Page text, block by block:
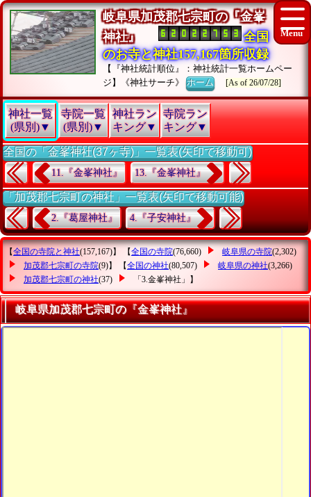
岐阜県加茂郡七宗町の『金峯
神社』
全国
のお寺と神社157,167箇所収録
【『神社統計順位』：神社統計一覧ホームペー
ジ】《神社サーチ》ホーム [As of 26/07/28]
神社一覧
(県別)▼
寺院一覧
(県別)▼
神社ラン
キング▼
寺院ラン
キング▼
全国の「金峯神社(37ヶ寺)」一覧表(矢印で移動可)
11.『金峯神社』 13.『金峯神社』
「加茂郡七宗町の神社」一覧表(矢印で移動可能)
2.『葛屋神社』 4.『子安神社』
【全国の寺院と神社(157,167)】 【全国の寺院(76,660) 岐阜県の寺院(2,302)
加茂郡七宗町の寺院(9)】 【全国の神社(80,507) 岐阜県の神社(3,266)
加茂郡七宗町の神社(37) 「3.金峯神社」 】
岐阜県加茂郡七宗町の『金峯神社』